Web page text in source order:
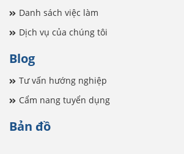
Danh sách việc làm
Dịch vụ của chúng tôi
Blog
Tư vấn hướng nghiệp
Cẩm nang tuyển dụng
Bản đồ